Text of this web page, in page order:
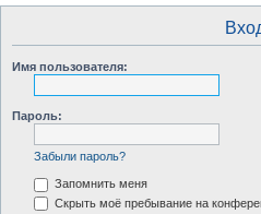
Имя пользователя:
Пароль:
Забыли пароль?
Запомнить меня
Скрыть моё пребывание на